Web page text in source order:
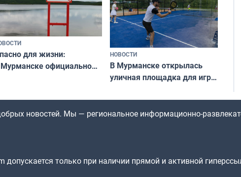
для жизни:
официально
НОВОСТИ
В Мурманске открылась
уличная площадка для игры
новостей. Мы — региональное информационно-
только при наличии прямой и активной